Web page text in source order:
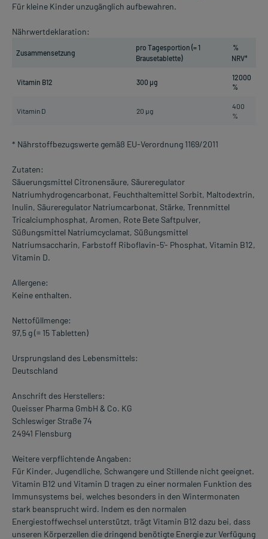
Für kleine Kinder unzugänglich aufbewahren.
Nährwertdeklaration:
Zusammensetzung
pro Tagesportion (= 1
Brausetablette)
%
NRV*
Vitamin B12 300 µg
12000
%
Vitamin D 20 µg
400
%
* Nährstoffbezugswerte gemäß EU-Verordnung 1169/2011
Zutaten:
Säuerungsmittel Citronensäure, Säureregulator
Natriumhydrogencarbonat, Feuchthaltemittel Sorbit, Maltodextrin,
Inulin, Säureregulator Natriumcarbonat, Stärke, Trennmittel
Tricalciumphosphat, Aromen, Rote Bete Saftpulver,
Süßungsmittel Natriumcyclamat, Süßungsmittel
Natriumsaccharin, Farbstoff Riboflavin-5'- Phosphat, Vitamin B12,
Vitamin D.
Allergene:
Keine enthalten.
Nettofüllmenge:
97,5 g (= 15 Tabletten)
Ursprungsland des Lebensmittels:
Deutschland
Anschrift des Herstellers:
Queisser Pharma GmbH & Co. KG
Schleswiger Straße 74
24941 Flensburg
Weitere verpflichtende Angaben:
Für Kinder, Jugendliche, Schwangere und Stillende nicht geeignet.
Vitamin B12 und Vitamin D tragen zu einer normalen Funktion des
Immunsystems bei, welches besonders in den Wintermonaten
stark beansprucht wird. Indem es den normalen
Energiestoffwechsel unterstützt, trägt Vitamin B12 dazu bei, dass
unseren Körperzellen die dringend benötigte Energie zur Verfügung